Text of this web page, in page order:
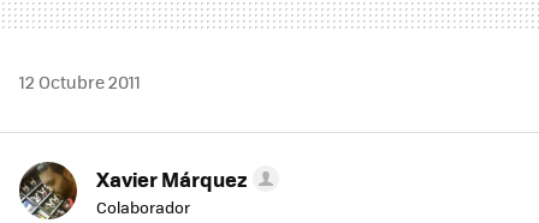
12 Octubre 2011
Xavier Márquez
Colaborador